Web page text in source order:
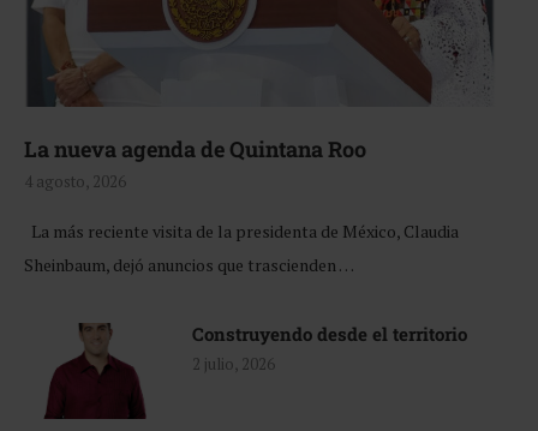
La nueva agenda de Quintana Roo
4 agosto, 2026
La más reciente visita de la presidenta de México, Claudia
Sheinbaum, dejó anuncios que trascienden …
Construyendo desde el territorio
2 julio, 2026